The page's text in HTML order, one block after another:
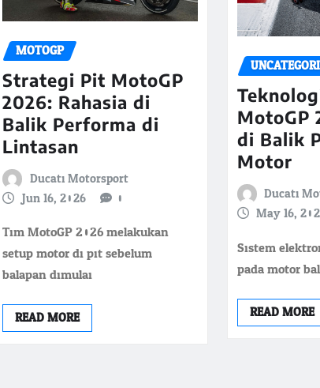
MOTOGP
Strategi Pit MotoGP
2026: Rahasia di
Balik Performa di
Lintasan
Ducati Motorsport
Jun 16, 2026
0
Tim MotoGP 2026 melakukan
setup motor di pit sebelum
balapan dimulai
READ MORE
MotoGP
di Balik
Motor
Ducati
May 16,
Sistem
pada motor
READ MORE